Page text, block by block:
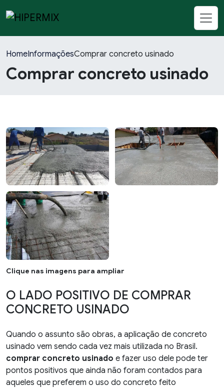
HomeInformaçõesComprar concreto usinado
Comprar concreto usinado
Clique nas imagens para ampliar
O LADO POSITIVO DE COMPRAR
CONCRETO USINADO
Quando o assunto são obras, a aplicação de concreto
usinado vem sendo cada vez mais utilizada no Brasil.
comprar concreto usinado e fazer uso dele pode ter
pontos positivos que ainda não foram contados para
aqueles que preferem o uso do concreto feito